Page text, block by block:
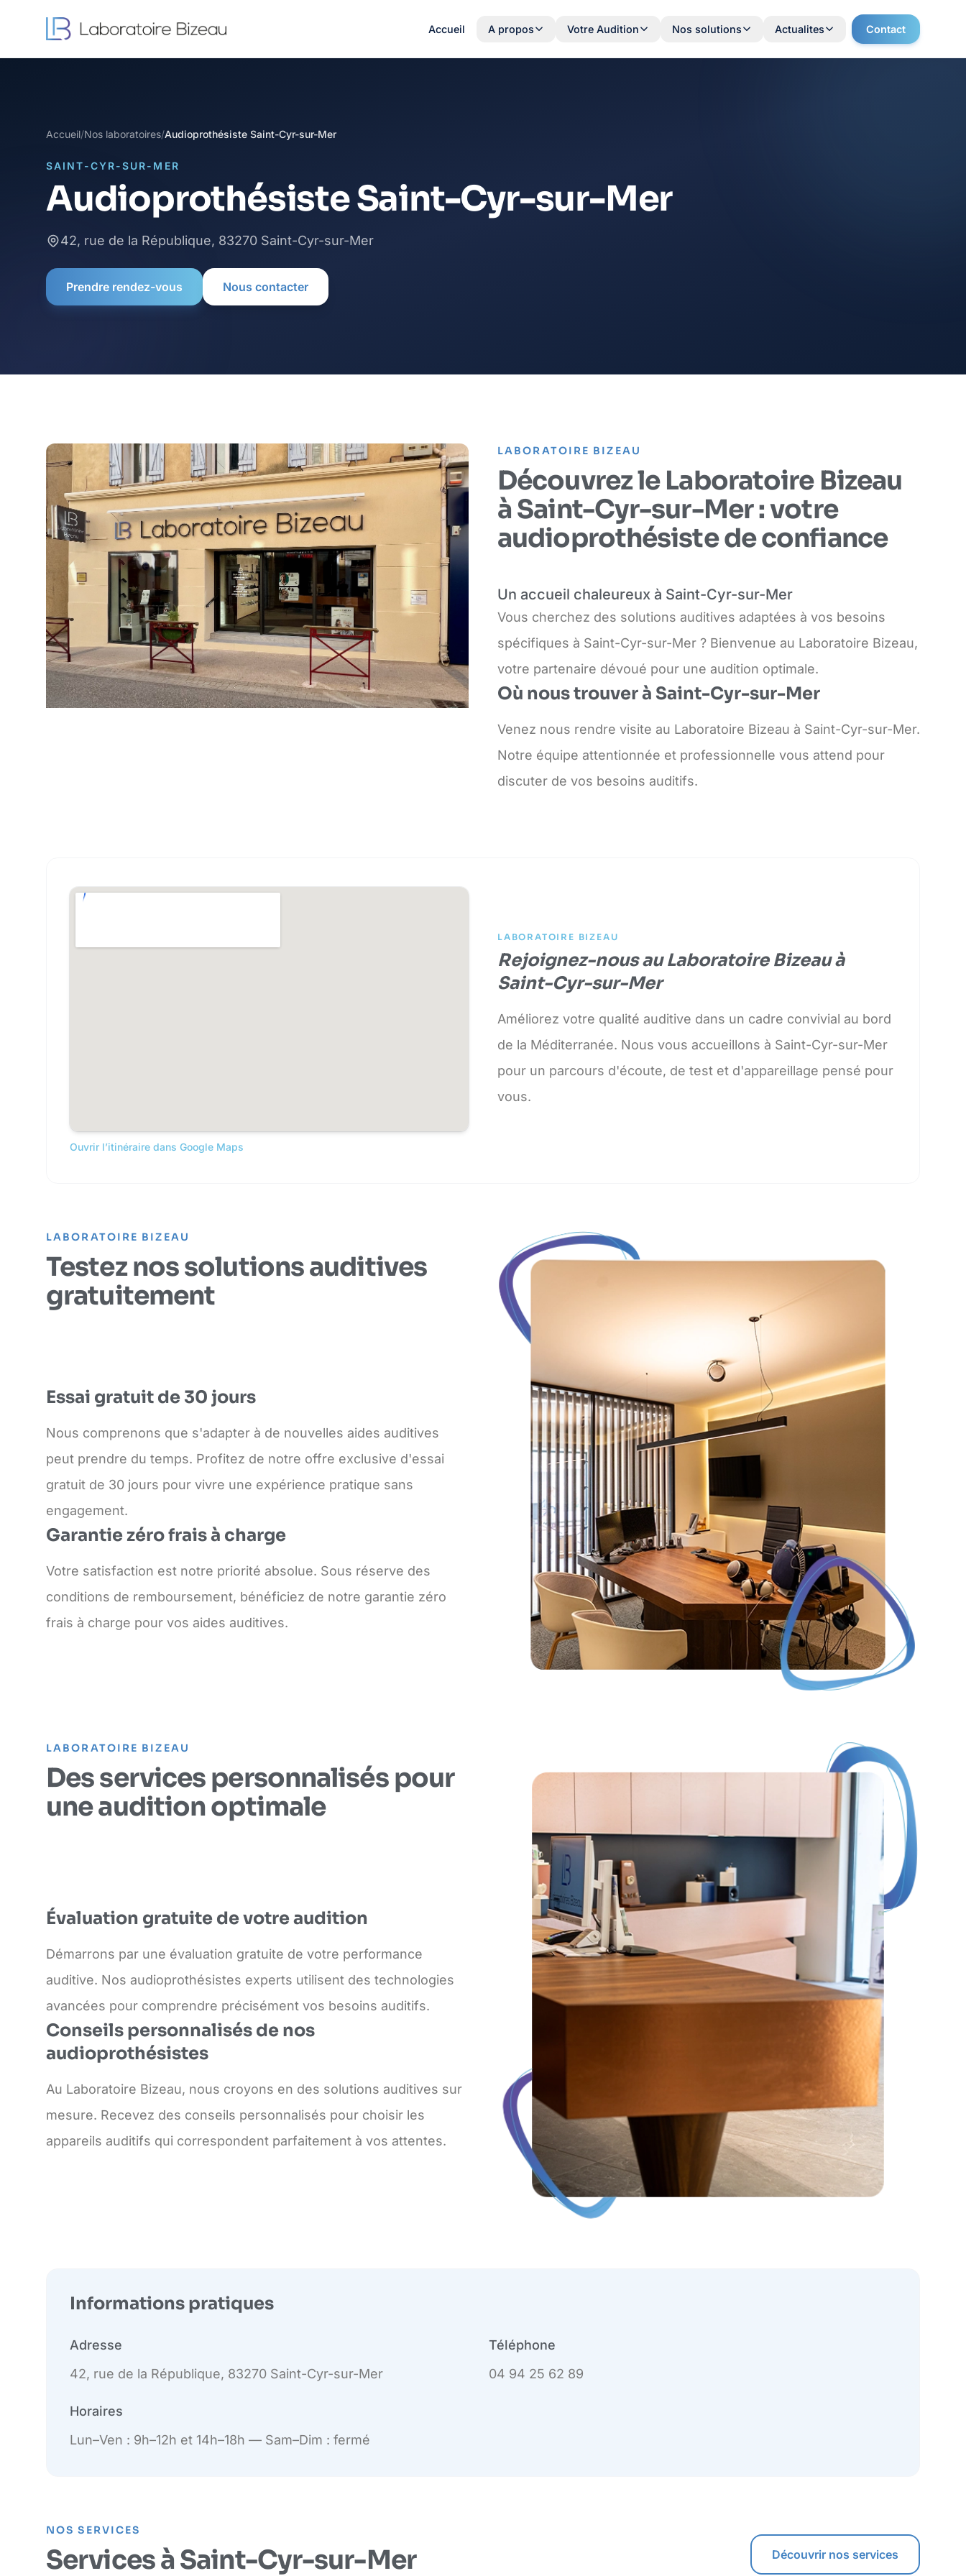
Accueil A propos Votre Audition Nos solutions Actualites Contact
Accueil/Nos laboratoires/Audioprothésiste Saint-Cyr-sur-Mer
SAINT-CYR-SUR-MER
Audioprothésiste Saint-Cyr-sur-Mer
42, rue de la République, 83270 Saint-Cyr-sur-Mer
Prendre rendez-vous Nous contacter
LABORATOIRE BIZEAU
Découvrez le Laboratoire Bizeau
à Saint-Cyr-sur-Mer : votre
audioprothésiste de confiance
Un accueil chaleureux à Saint-Cyr-sur-Mer
Vous cherchez des solutions auditives adaptées à vos besoins
spécifiques à Saint-Cyr-sur-Mer ? Bienvenue au Laboratoire Bizeau,
votre partenaire dévoué pour une audition optimale.
Où nous trouver à Saint-Cyr-sur-Mer
Venez nous rendre visite au Laboratoire Bizeau à Saint-Cyr-sur-Mer.
Notre équipe attentionnée et professionnelle vous attend pour
discuter de vos besoins auditifs.
Ouvrir l’itinéraire dans Google Maps
LABORATOIRE BIZEAU
Rejoignez-nous au Laboratoire Bizeau à
Saint-Cyr-sur-Mer
Améliorez votre qualité auditive dans un cadre convivial au bord
de la Méditerranée. Nous vous accueillons à Saint-Cyr-sur-Mer
pour un parcours d'écoute, de test et d'appareillage pensé pour
vous.
LABORATOIRE BIZEAU
Testez nos solutions auditives
gratuitement
Essai gratuit de 30 jours
Nous comprenons que s'adapter à de nouvelles aides auditives
peut prendre du temps. Profitez de notre offre exclusive d'essai
gratuit de 30 jours pour vivre une expérience pratique sans
engagement.
Garantie zéro frais à charge
Votre satisfaction est notre priorité absolue. Sous réserve des
conditions de remboursement, bénéficiez de notre garantie zéro
frais à charge pour vos aides auditives.
LABORATOIRE BIZEAU
Des services personnalisés pour
une audition optimale
Évaluation gratuite de votre audition
Démarrons par une évaluation gratuite de votre performance
auditive. Nos audioprothésistes experts utilisent des technologies
avancées pour comprendre précisément vos besoins auditifs.
Conseils personnalisés de nos
audioprothésistes
Au Laboratoire Bizeau, nous croyons en des solutions auditives sur
mesure. Recevez des conseils personnalisés pour choisir les
appareils auditifs qui correspondent parfaitement à vos attentes.
Informations pratiques
Adresse
42, rue de la République, 83270 Saint-Cyr-sur-Mer
Téléphone
04 94 25 62 89
Horaires
Lun–Ven : 9h–12h et 14h–18h — Sam–Dim : fermé
NOS SERVICES
Services à Saint-Cyr-sur-Mer Découvrir nos services